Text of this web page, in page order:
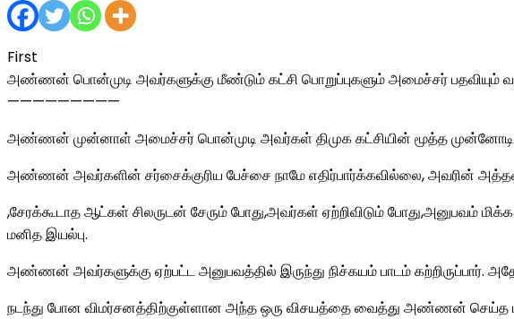
First
அண்ணன் பொன்முடி அவர்களுக்கு மீண்டும் கட்சி பொறுப்புகளும் அமைச்சர்
—————————
அண்ணன் முன்னாள் அமைச்சர் பொன்முடி அவர்கள் திமுக கட்சியின் மூத்த
அண்ணன் அவர்களின் சர்சைக்குரிய பேச்சை நாமே எதிர்பார்க்கவில்லை, அவரின்
,சேரக்கூடாத ஆட்கள் சிலருடன் சேரும் போது,அவர்கள் ஏற்றிவிடும் போது,அனுபவம்
மனித இயல்பு.
அண்ணன் அவர்களுக்கு ஏற்பட்ட அனுபவத்தில் இருந்து நிச்கயம் பாடம் கற்றிருப்பார்.
நடந்து போன விமர்சனத்திற்குள்ளான அந்த ஒரு விசயத்தை வைத்து அண்ணன் செய்த